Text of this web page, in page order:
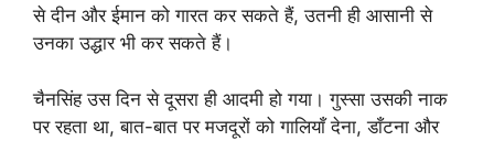
से दीन और ईमान को गारत कर सकते हैं, उतनी ही आसानी से
उनका उद्धार भी कर सकते हैं।
चैनसिंह उस दिन से दूसरा ही आदमी हो गया। गुस्सा उसकी नाक
पर रहता था, बात-बात पर मजदूरों को गालियाँ देना, डाँटना और